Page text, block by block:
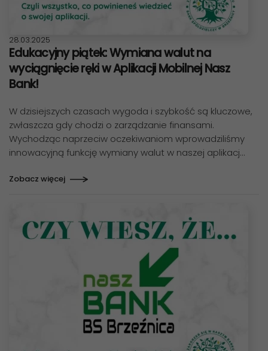
Data publikacji:
28.03.2025
Edukacyjny piątek: Wymiana walut na
wyciągnięcie ręki w Aplikacji Mobilnej Nasz
Bank!
W dzisiejszych czasach wygoda i szybkość są kluczowe,
zwłaszcza gdy chodzi o zarządzanie finansami.
Wychodząc naprzeciw oczekiwaniom wprowadziliśmy
innowacyjną funkcję wymiany walut w naszej aplikacj…
Zobacz więcej